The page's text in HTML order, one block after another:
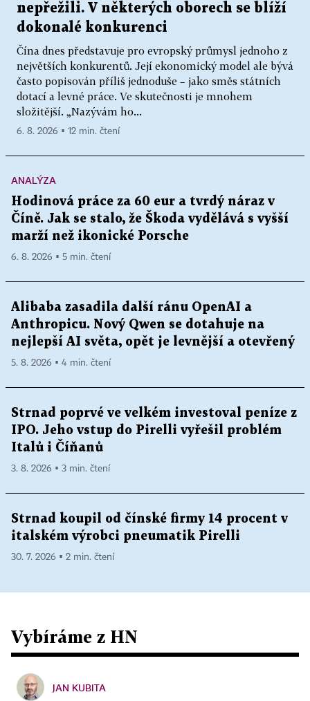
nepřežili. V některých oborech se blíží
dokonalé konkurenci
Čína dnes představuje pro evropský průmysl jednoho z
největších konkurentů. Její ekonomický model ale bývá
často popisován příliš jednoduše – jako směs státních
dotací a levné práce. Ve skutečnosti je mnohem
složitější. „Nazývám ho...
6. 8. 2026 ▪ 12 min. čtení
ANALÝZA
Hodinová práce za 60 eur a tvrdý náraz v
Číně. Jak se stalo, že Škoda vydělává s vyšší
marží než ikonické Porsche
6. 8. 2026 ▪ 5 min. čtení
Alibaba zasadila další ránu OpenAI a
Anthropicu. Nový Qwen se dotahuje na
nejlepší AI světa, opět je levnější a otevřený
5. 8. 2026 ▪ 4 min. čtení
Strnad poprvé ve velkém investoval peníze z
IPO. Jeho vstup do Pirelli vyřešil problém
Italů i Číňanů
3. 8. 2026 ▪ 3 min. čtení
Strnad koupil od čínské firmy 14 procent v
italském výrobci pneumatik Pirelli
30. 7. 2026 ▪ 2 min. čtení
Vybíráme z HN
JAN KUBITA